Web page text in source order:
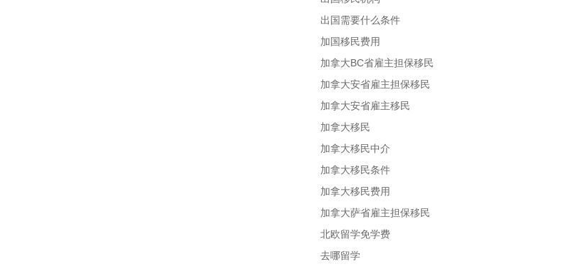
出国需要什么条件
加国移民费用
加拿大BC省雇主担保移民
加拿大安省雇主担保移民
加拿大安省雇主移民
加拿大移民
加拿大移民中介
加拿大移民条件
加拿大移民费用
加拿大萨省雇主担保移民
北欧留学免学费
去哪留学